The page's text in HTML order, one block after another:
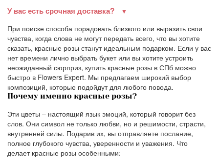
У вас есть срочная доставка?
При поиске способа порадовать близкого или выразить свои
чувства, когда слова не могут передать всего, что вы хотите
сказать, красные розы станут идеальным подарком. Если у вас
нет времени лично выбрать букет или вы хотите устроить
неожиданный сюрприз, купить красные розы в СПб можно
быстро в Flowers Expert. Мы предлагаем широкий выбор
композиций, которые подойдут для любого повода.
Почему именно красные розы?
Эти цветы – настоящий язык эмоций, который говорит без
слов. Они символ не только любви, но и решимости, страсти,
внутренней силы. Подарив их, вы отправляете послание,
полное глубокого чувства, уверенности и уважения. Что
делает красные розы особенными: